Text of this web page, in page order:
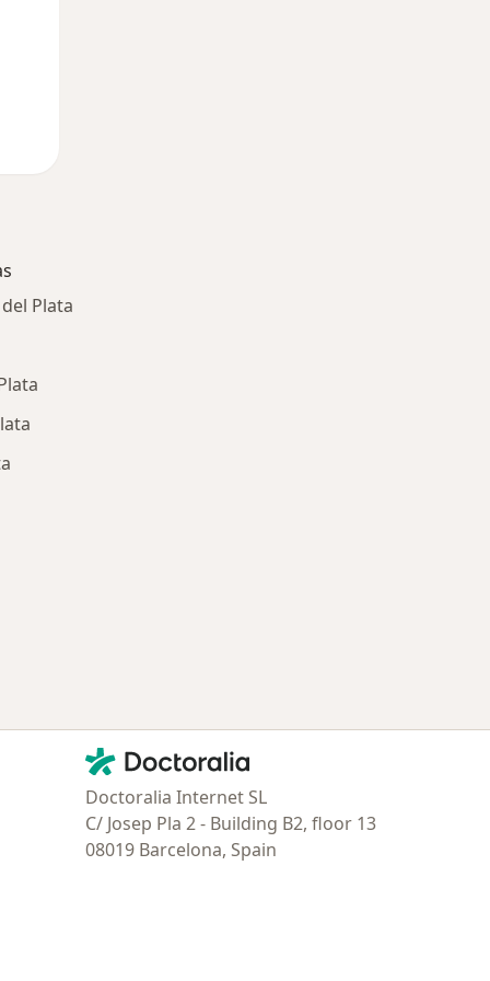
Plata
Contacto
Doctoralia - Página de inicio
Doctoralia Internet SL
C/ Josep Pla 2 - Building B2, floor 13
08019 Barcelona, Spain